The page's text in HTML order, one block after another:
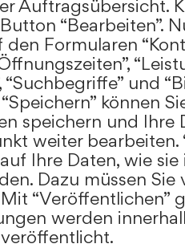
Auftragsübersicht.
“Bearbeiten”.
Formularen
“Suchbegriffe” und
können
speichern und Ihre
weiter bearbeiten.
Ihre Daten, wie
Dazu müssen Sie
“Veröffentlichen”
werden